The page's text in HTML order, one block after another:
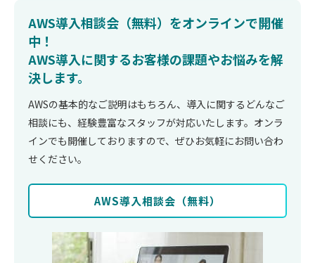
AWS導入相談会（無料）をオンラインで開催
中！
AWS導入に関するお客様の課題やお悩みを解
決します。
AWSの基本的なご説明はもちろん、導入に関するどんなご
相談にも、経験豊富なスタッフが対応いたします。オンラ
インでも開催しておりますので、ぜひお気軽にお問い合わ
せください。
AWS導⼊相談会（無料）